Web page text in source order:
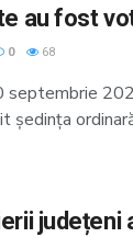
au fost
0 68
septembrie
ședința